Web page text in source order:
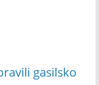
gasilsko